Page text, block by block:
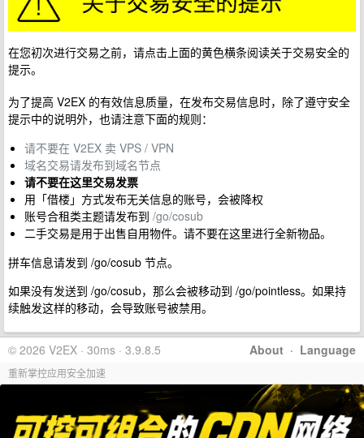
在您初次进行交易之前，请点击上面的黄色横条阅读关于交易安全的
提示。
为了提高 V2EX 的有效信息质量，在发布交易信息时，除了遵守安全
提示中的说明外，也请注意下面的规则：
请不要在 V2EX 卖 VPS / VPN
域名交易请发布到域名节点
请不要在这里交易发票
用「借楼」方式发布无关信息的账号，会被降权
账号合租类主题请发布到 /go/cosub
二手交易是用于出售自用物件。请不要在这里进行全新物品。
拼车信息请发到 /go/cosub 节点。
如果没有发送到 /go/cosub，那么会被移动到 /go/pointless。如果持
续触发这样的移动，会导致账号被禁用。
About · Language
© 2026 V2EX · 30ms · 3.9.8.5
重新掌控应用安全加速